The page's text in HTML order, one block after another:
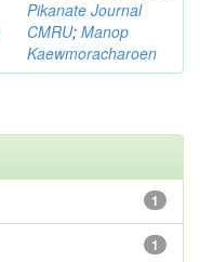
Pikanate Journal
CMRU; Manop
Kaewmoracharoen
1
1